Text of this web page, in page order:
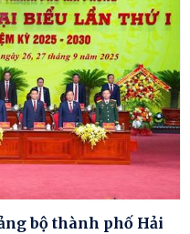
bộ thành phố Hải